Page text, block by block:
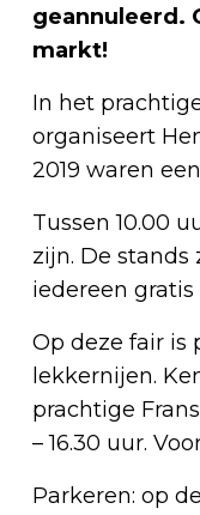
geannuleerd.
markt!
In het
organiseert
2019 waren
Tussen 10.00
zijn. De
iedereen
Op deze fair is
lekkernijen.
prachtige
– 16.30 uur.
Parkeren: op